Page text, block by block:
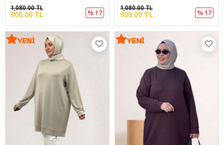
900.00 TL
1,080.00 TL
% 17 900.00 TL
1,080.00 TL
% 17